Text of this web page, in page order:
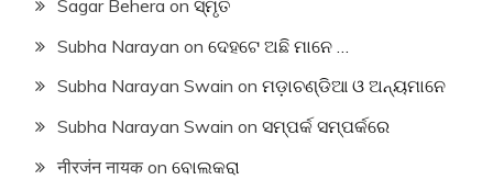
Sagar Behera on ସ୍ମୃତି
Subha Narayan on ଦେହଟେ ଅଛି ମାନେ …
Subha Narayan Swain on ମଡ଼ାଚଣ୍ଡିଆ ଓ ଅନ୍ୟମାନେ
Subha Narayan Swain on ସମ୍ପର୍କ ସମ୍ପର୍କରେ
नीरजंन नायक on ବୋଲକରା